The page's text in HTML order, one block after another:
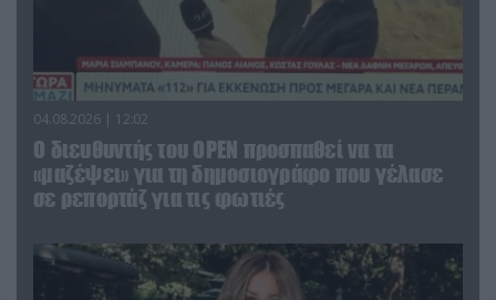
04.08.2026 | 12:02
O διευθυντής του OPEN προσπαθεί να τα
«μαζέψει» για τη δημοσιογράφο που γέλασε
σε ρεπορτάζ για τις φωτιές